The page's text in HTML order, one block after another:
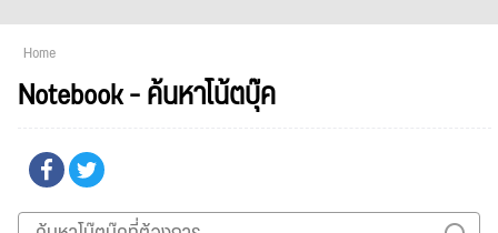
Home
Notebook - ค้นหาโน้ตบุ๊ค